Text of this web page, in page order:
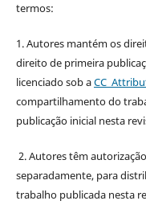
termos:
1. Autores mantém os
direito de primeira
licenciado sob aCC
compartilhamento do
publicação inicial nesta
2. Autores têm
separadamente, para
trabalho publicada nesta